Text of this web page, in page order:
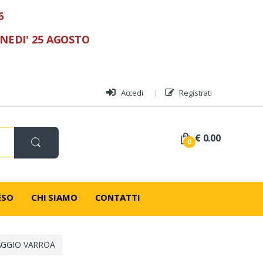
25 AGOSTO
Accedi Registrati
0 € 0.00
CHI SIAMO CONTATTI
VARROA